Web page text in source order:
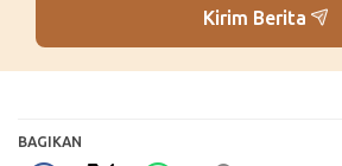
Kirim Berita
BAGIKAN